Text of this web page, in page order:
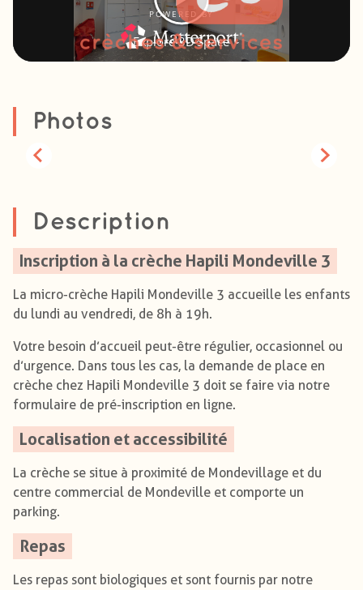
Photos
Description
Inscription à la crèche Hapili Mondeville 3
La micro-crèche Hapili Mondeville 3 accueille les enfants
du lundi au vendredi, de 8h à 19h.
Votre besoin d’accueil peut-être régulier, occasionnel ou
d’urgence. Dans tous les cas, la demande de place en
crèche chez Hapili Mondeville 3 doit se faire via notre
formulaire de pré-inscription en ligne.
Localisation et accessibilité
La crèche se situe à proximité de Mondevillage et du
centre commercial de Mondeville et comporte un
parking.
Repas
Les repas sont biologiques et sont fournis par notre